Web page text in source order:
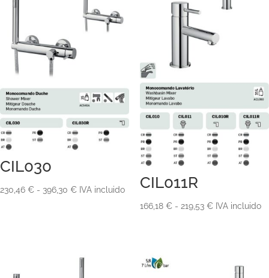
CIL030
230,46 € - 396,30 €Rango
hasta
IVA incluido CIL011R
166,18 € - 219,53 €Rango
166,18 €
IVA incluido